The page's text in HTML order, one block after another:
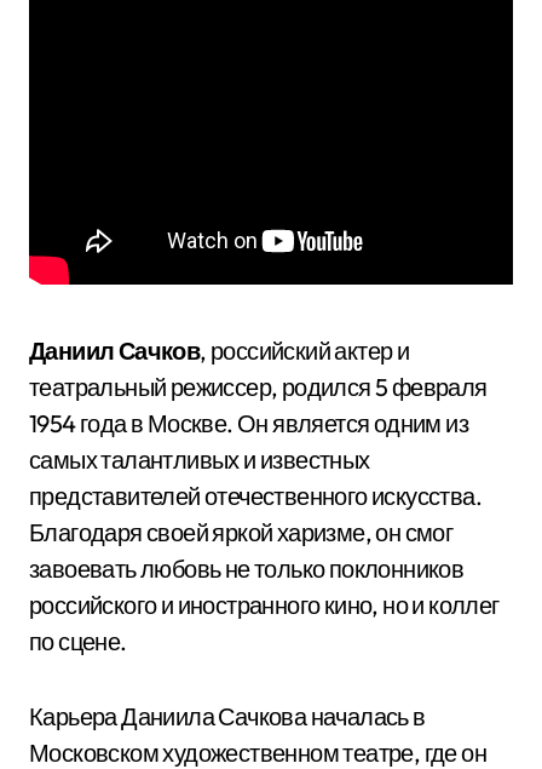
Даниил Сачков, российский актер и
театральный режиссер, родился 5 февраля
1954 года в Москве. Он является одним из
самых талантливых и известных
представителей отечественного искусства.
Благодаря своей яркой харизме, он смог
завоевать любовь не только поклонников
российского и иностранного кино, но и коллег
по сцене.
Карьера Даниила Сачкова началась в
Московском художественном театре, где он